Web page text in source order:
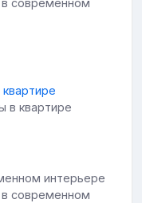
в современном
в квартире
в современном